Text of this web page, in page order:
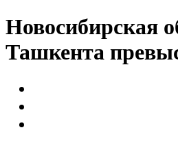
Новосибирская
Ташкента